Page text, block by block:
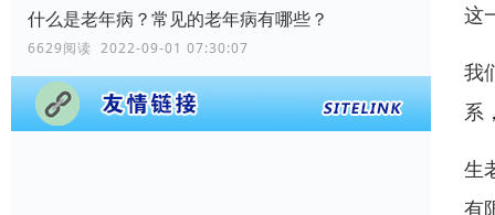
什么是老年病？常见的老年病有哪些？
6629阅读 2022-09-01 07:30:07
这
我
系
生
有